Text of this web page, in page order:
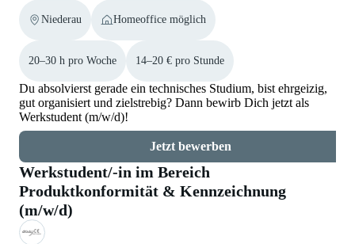
Niederau Homeoffice möglich
20–30 h pro Woche 14–20 € pro Stunde
Du absolvierst gerade ein technisches Studium, bist ehrgeizig,
gut organisiert und zielstrebig? Dann bewirb Dich jetzt als
Werkstudent (m/w/d)!
Jetzt bewerben
Werkstudent/-in im Bereich
Produktkonformität & Kennzeichnung
(m/w/d)